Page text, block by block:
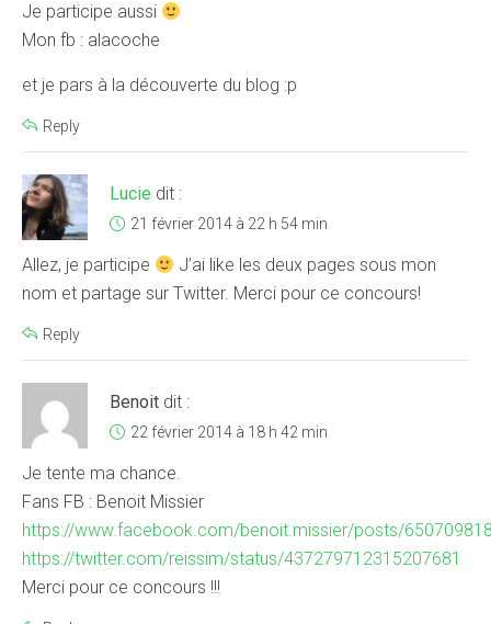
Je participe aussi
Mon fb : alacoche
et je pars à la découverte du blog :p
Reply
Lucie dit :
21 février 2014 à 22 h 54 min
Allez, je participe
J’ai like les deux pages sous mon
nom et partage sur Twitter. Merci pour ce concours!
Reply
Benoit dit :
22 février 2014 à 18 h 42 min
Je tente ma chance.
Fans FB : Benoit Missier
https://www.facebook.com/benoit.missier/posts/
https://twitter.com/reissim/status/437279712315207681
Merci pour ce concours !!!